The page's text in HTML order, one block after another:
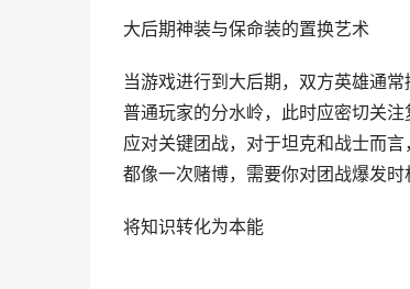
大后期神装与保命装的置换艺术
当游戏进行到大后期，双方英雄通
普通玩家的分水岭，此时应密切关
应对关键团战，对于坦克和战士而
都像一次赌博，需要你对团战爆发时
将知识转化为本能